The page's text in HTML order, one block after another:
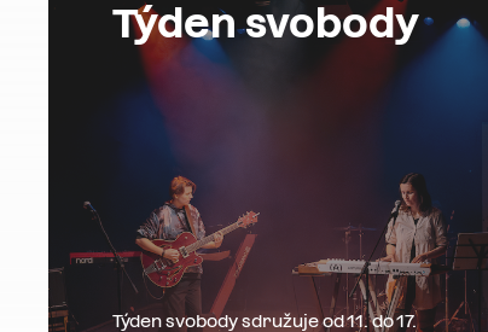
Týden svobody
Týden svobody sdružuje od 11. do 17.